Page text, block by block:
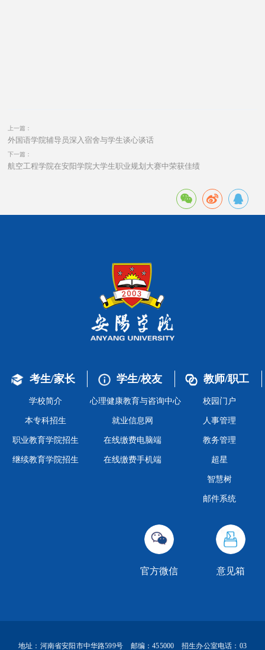
上一篇：
外国语学院辅导员深入宿舍与学生谈心谈话
下一篇：
航空工程学院在安阳学院大学生职业规划大赛中荣获佳绩
考生/家长
学校简介
本专科招生
职业教育学院招生
继续教育学院招生
学生/校友
心理健康教育与咨询中心
就业信息网
在线缴费电脑端
在线缴费手机端
教师/职工
校园门户
人事管理
教务管理
超星
智慧树
邮件系统
官方微信 意见箱
地址：河南省安阳市中华路599号 邮编：455000 招生办公室电话：03